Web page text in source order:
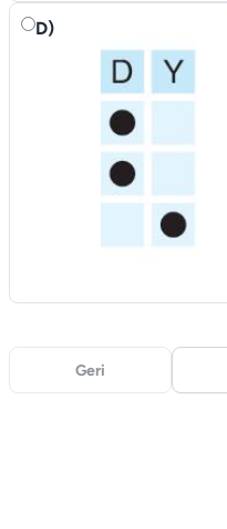
D)
Geri